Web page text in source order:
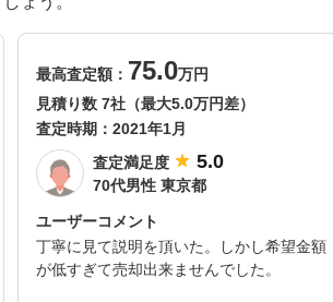
最高査定額： 75.0万円
見積り数 7社（最大5.0万円差）
査定時期：2021年1月
査定満足度
5.0
70代男性 東京都
ユーザーコメント
丁寧に見て説明を頂いた。しかし希望金額
が低すぎて売却出来ませんでした。